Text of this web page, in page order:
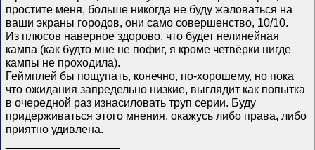
простите меня, больше никогда не буду жаловаться на
ваши экраны городов, они само совершенство, 10/10.
Из плюсов наверное здорово, что будет нелинейная
кампа (как будто мне не пофиг, я кроме четвёрки нигде
кампы не проходила).
Геймплей бы пощупать, конечно, по-хорошему, но пока
что ожидания запредельно низкие, выглядит как попытка
в очередной раз изнасиловать труп серии. Буду
придерживаться этого мнения, окажусь либо права, либо
приятно удивлена.